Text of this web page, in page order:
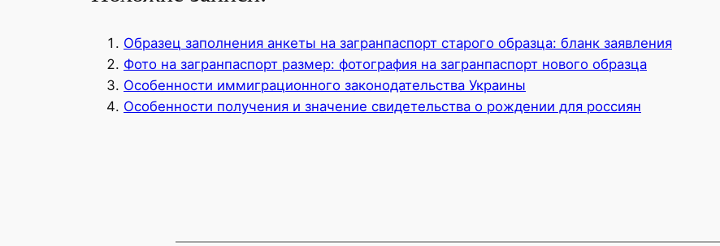
Образец заполнения анкеты на загранпаспорт старого образца: бланк заявления
Фото на загранпаспорт размер: фотография на загранпаспорт нового образца
Особенности иммиграционного законодательства Украины
Особенности получения и значение свидетельства о рождении для россиян